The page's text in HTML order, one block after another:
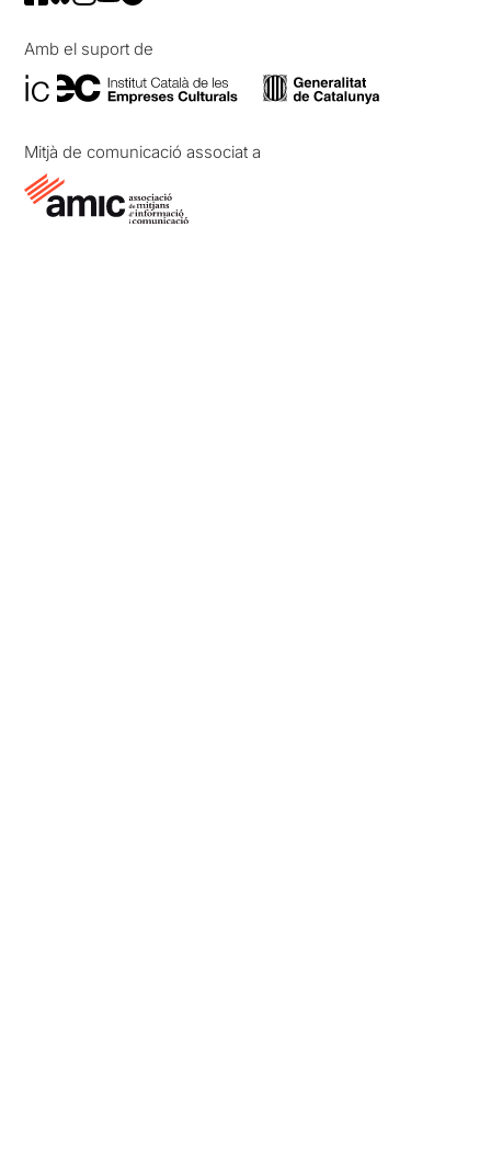
Amb el suport de
Mitjà de comunicació associat a